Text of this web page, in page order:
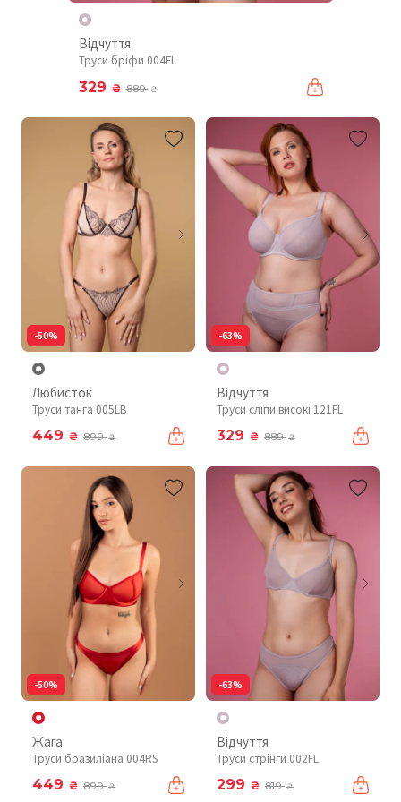
Відчуття
Труси бріфи 004FL
329 ₴ 889₴
-50%
Любисток
Труси танга 005LB
449 ₴ 899₴
-63%
Відчуття
Труси сліпи високі 121FL
329 ₴ 889₴
-50%
Жага
Труси бразиліана 004RS
449 ₴ 899₴
-63%
Відчуття
Труси стрінги 002FL
299 ₴ 819₴